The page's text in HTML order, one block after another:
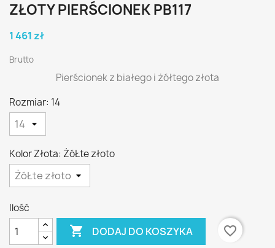
ZŁOTY PIERŚCIONEK PB117
1 461 zł
Brutto
Pierścionek z białego i żółtego złota
Rozmiar: 14
Kolor Złota: ŻóŁte złoto
Ilość
 DODAJ DO KOSZYKA
favorite_border